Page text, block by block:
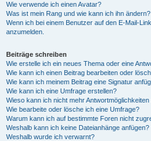
Wie verwende ich einen Avatar?
Was ist mein Rang und wie kann ich ihn ändern?
Wenn ich bei einem Benutzer auf den E-Mail-
anzumelden.
Beiträge schreiben
Wie erstelle ich ein neues Thema oder eine
Wie kann ich einen Beitrag bearbeiten oder
Wie kann ich meinem Beitrag eine Signatur
Wie kann ich eine Umfrage erstellen?
Wieso kann ich nicht mehr Antwortmöglichkeiten
Wie bearbeite oder lösche ich eine Umfrage?
Warum kann ich auf bestimmte Foren nicht
Weshalb kann ich keine Dateianhänge anfügen?
Weshalb wurde ich verwarnt?